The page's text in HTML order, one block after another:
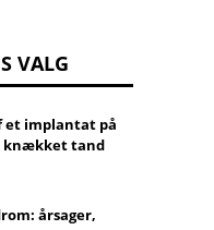
VALG
et implantat på
knækket tand
årsager,